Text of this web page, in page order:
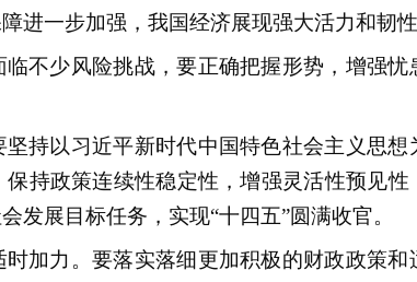
进一步加强，我国经济展现强大活力和韧性
不少风险挑战，要正确把握形势，增强
持以习近平新时代中国特色社会主义思
持政策连续性稳定性，增强灵活性预见
发展目标任务，实现“十四五”圆满收官。
加力。要落实落细更加积极的财政政策